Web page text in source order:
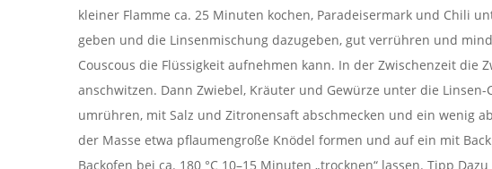
kleiner Flamme ca. 25 Minuten kochen, Paradeisermark und Chili
geben und die Linsenmischung dazugeben, gut verrühren und
Couscous die Flüssigkeit aufnehmen kann. In der Zwischenzeit die
anschwitzen. Dann Zwiebel, Kräuter und Gewürze unter die
umrühren, mit Salz und Zitronensaft abschmecken und ein wenig
der Masse etwa pflaumengroße Knödel formen und auf ein mit
Backofen bei ca. 180 °C 10–15 Minuten „trocknen“ lassen. Tipp